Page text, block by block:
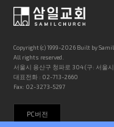
Copyright (c) 1999-2026 Built by
All rights reserved.
서울시 용산구 청파로 304 (구: 서울
대표전화 : 02-713-2660
Fax: 02-3273-5297
PC버전